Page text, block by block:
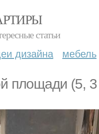
статьи
дизайна мебель
площади (5, 3